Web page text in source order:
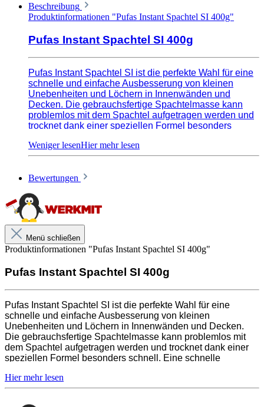
Beschreibung
Produktinformationen "Pufas Instant Spachtel SI 400g"
Pufas Instant Spachtel SI 400g
Pufas Instant Spachtel SI ist die perfekte Wahl für eine
schnelle und einfache Ausbesserung von kleinen
Unebenheiten und Löchern in Innenwänden und
Decken. Die gebrauchsfertige Spachtelmasse kann
problemlos mit dem Spachtel aufgetragen werden und
trocknet dank einer speziellen Formel besonders
Die Anwendung erfordert keine besonderen
Fähigkeiten und ist kinderleicht. Nach dem Auftragen
Untergründen überstreichbar.
Hinweise und Informationen zur Anwendung, der Lagerung, dem
Transport und der Entsorgung unserer Artikel beachte bitte das technische
unverbindlichen Orientierung. Alle Empfehlungen dienen zur Unterstützung. Sie
Bewertungen
Menü schließen
Produktinformationen "Pufas Instant Spachtel SI 400g"
Pufas Instant Spachtel SI 400g
Pufas Instant Spachtel SI ist die perfekte Wahl für eine
schnelle und einfache Ausbesserung von kleinen
Unebenheiten und Löchern in Innenwänden und Decken.
Die gebrauchsfertige Spachtelmasse kann problemlos mit
dem Spachtel aufgetragen werden und trocknet dank einer
speziellen Formel besonders schnell. Eine schnelle
besonderen Fähigkeiten und ist kinderleicht. Nach dem
Auftragen und Trocknen ist der Spachtel auf fast allen